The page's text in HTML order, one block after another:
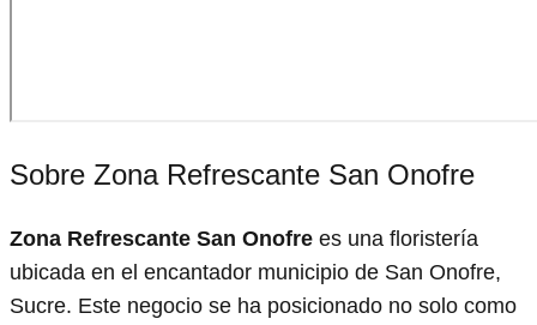
Sobre Zona Refrescante San Onofre
Zona Refrescante San Onofre es una floristería
ubicada en el encantador municipio de San Onofre,
Sucre. Este negocio se ha posicionado no solo como